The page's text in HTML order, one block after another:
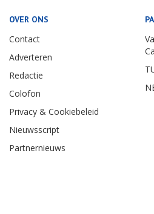
OVER ONS
Contact
Adverteren
Redactie
Colofon
Privacy & Cookiebeleid
Nieuwsscript
Partnernieuws